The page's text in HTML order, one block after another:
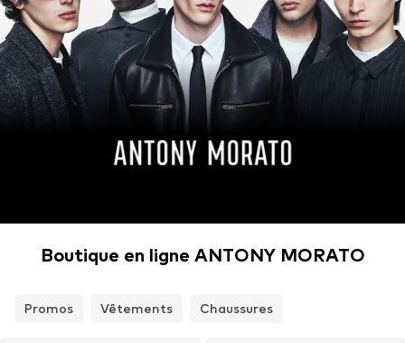
Boutique en ligne ANTONY MORATO
Promos Vêtements Chaussures